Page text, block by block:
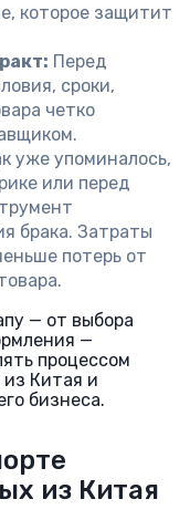
которое защитит
Перед
сроки,
четко
уже упоминалось,
или перед
брака. Затраты
потерь от
— от выбора
—
процессом
Китая и
бизнеса.
из Китая